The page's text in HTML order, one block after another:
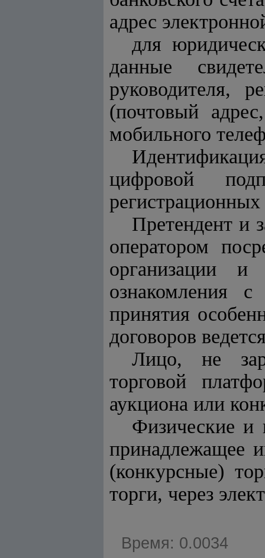
адрес
для
данные
руководителя,
(почтовый
мобильного
цифровой
Претендент и
оператором
организации и
ознакомления
принятия
договоров
Лицо, не
торговой
аукциона или
Физические и
принадлежащее
(конкурсные)
торги, через
Время: 0.0034